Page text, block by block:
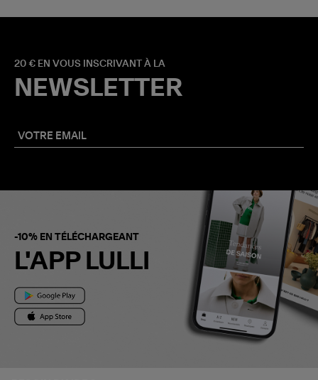
20 € EN VOUS INSCRIVANT À LA
NEWSLETTER
-10% EN TÉLÉCHARGEANT
L'APP LULLI